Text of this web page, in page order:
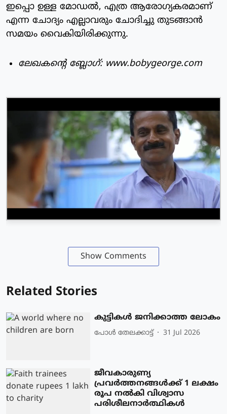
ഇപ്പൊ ഉള്ള മോഡൽ, എത്ര ആരോഗ്യകരമാണ്
എന്ന ചോദ്യം എല്ലാവരും ചോദിച്ചു തുടങ്ങാൻ
സമയം വൈകിയിരിക്കുന്നു.
ലേഖകന്റെ ബ്ലോഗ്: www.bobygeorge.com
Show Comments
Related Stories
കുട്ടികൾ ജനിക്കാത്ത ലോകം
പോള്‍ തേലക്കാട്ട്‌ 31 Jul 2026
ജീവകാരുണ്യ
പ്രവർത്തനങ്ങൾക്ക് 1 ലക്ഷം
രൂപ നൽകി വിശ്വാസ
പരിശീലനാർത്ഥികൾ